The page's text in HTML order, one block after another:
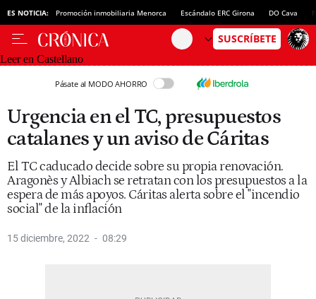
ES NOTICIA: Promoción inmobiliaria Menorca Escándalo ERC Girona DO Cava
Leer en Castellano
Pásate al MODO AHORRO
Urgencia en el TC, presupuestos
catalanes y un aviso de Cáritas
El TC caducado decide sobre su propia renovación.
Aragonès y Albiach se retratan con los presupuestos a la
espera de más apoyos. Cáritas alerta sobre el "incendio
social" de la inflación
15 diciembre, 2022 08:29